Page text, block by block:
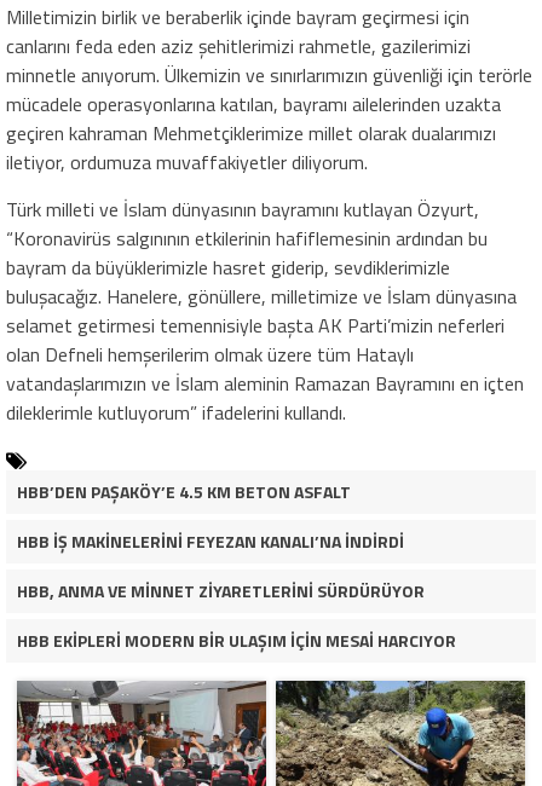
Milletimizin birlik ve beraberlik içinde bayram geçirmesi için
canlarını feda eden aziz şehitlerimizi rahmetle, gazilerimizi
minnetle anıyorum. Ülkemizin ve sınırlarımızın güvenliği için terörle
mücadele operasyonlarına katılan, bayramı ailelerinden uzakta
geçiren kahraman Mehmetçiklerimize millet olarak dualarımızı
iletiyor, ordumuza muvaffakiyetler diliyorum.
Türk milleti ve İslam dünyasının bayramını kutlayan Özyurt,
“Koronavirüs salgınının etkilerinin hafiflemesinin ardından bu
bayram da büyüklerimizle hasret giderip, sevdiklerimizle
buluşacağız. Hanelere, gönüllere, milletimize ve İslam dünyasına
selamet getirmesi temennisiyle başta AK Parti’mizin neferleri
olan Defneli hemşerilerim olmak üzere tüm Hataylı
vatandaşlarımızın ve İslam aleminin Ramazan Bayramını en içten
dileklerimle kutluyorum” ifadelerini kullandı.
HBB’DEN PAŞAKÖY’E 4.5 KM BETON ASFALT
HBB İŞ MAKİNELERİNİ FEYEZAN KANALI’NA İNDİRDİ
HBB, ANMA VE MİNNET ZİYARETLERİNİ SÜRDÜRÜYOR
HBB EKİPLERİ MODERN BİR ULAŞIM İÇİN MESAİ HARCIYOR